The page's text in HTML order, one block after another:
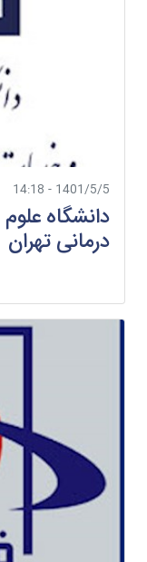
1401/5/5 - 14:18
دانشگاه
درمانی تهران